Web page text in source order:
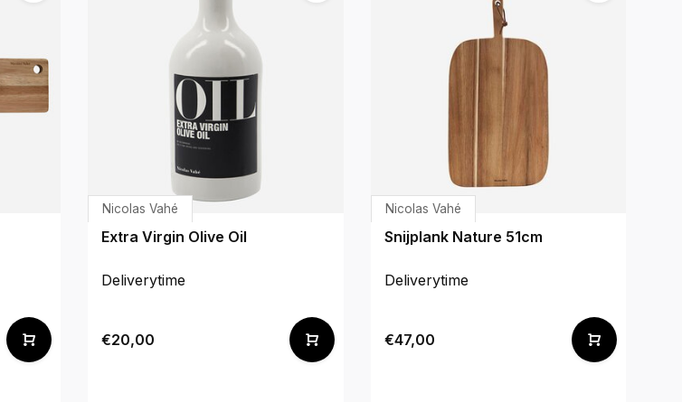
Nicolas Vahé
Extra Virgin Olive Oil
Deliverytime
€20,00
Nicolas Vahé
Snijplank Nature 51cm
Deliverytime
€47,00